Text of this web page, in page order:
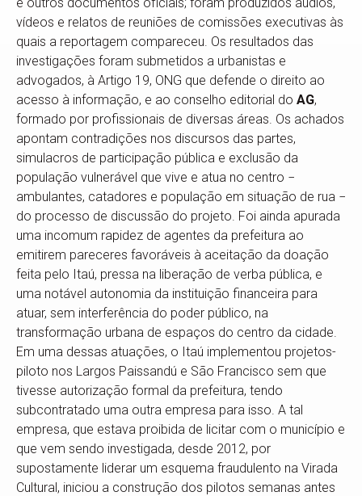
vídeos e relatos de reuniões de comissões executivas às
quais a reportagem compareceu. Os resultados das
investigações foram submetidos a urbanistas e
advogados, à Artigo 19, ONG que defende o direito ao
acesso à informação, e ao conselho editorial do AG,
formado por profissionais de diversas áreas. Os achados
apontam contradições nos discursos das partes,
simulacros de participação pública e exclusão da
população vulnerável que vive e atua no centro −
ambulantes, catadores e população em situação de rua −
do processo de discussão do projeto. Foi ainda apurada
uma incomum rapidez de agentes da prefeitura ao
emitirem pareceres favoráveis à aceitação da doação
feita pelo Itaú, pressa na liberação de verba pública, e
uma notável autonomia da instituição financeira para
atuar, sem interferência do poder público, na
transformação urbana de espaços do centro da cidade.
Em uma dessas atuações, o Itaú implementou projetos-
piloto nos Largos Paissandú e São Francisco sem que
tivesse autorização formal da prefeitura, tendo
subcontratado uma outra empresa para isso. A tal
empresa, que estava proibida de licitar com o município e
que vem sendo investigada, desde 2012, por
supostamente liderar um esquema fraudulento na Virada
Cultural, iniciou a construção dos pilotos semanas antes